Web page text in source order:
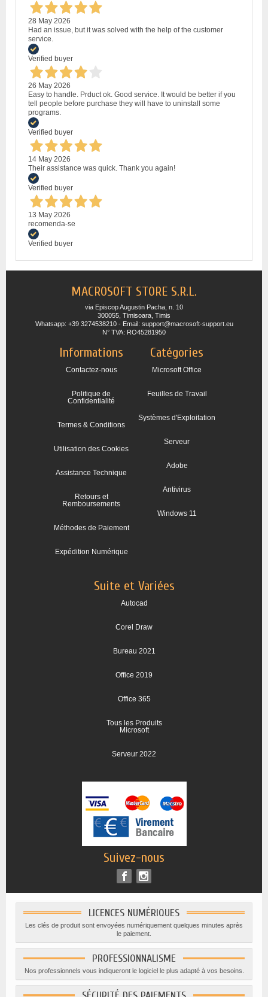
28 May 2026
Had an issue, but it was solved with the help of the customer
service.
Verified buyer
26 May 2026
Easy to handle. Prduct ok. Good service. It would be better if you
tell people before purchase they will have to uninstall some
programs.
Verified buyer
14 May 2026
Their assistance was quick. Thank you again!
Verified buyer
13 May 2026
recomenda-se
Verified buyer
MACROSOFT STORE S.R.L.
via Episcop Augustin Pacha, n. 10
300055, Timisoara, Timis
Whatsapp: +39 3274538210 - Email: support@macrosoft-support.eu
N° TVA: RO45281950
Informations
Contactez-nous
Politique de
Confidentialité
Termes & Conditions
Utilisation des Cookies
Assistance Technique
Retours et
Remboursements
Méthodes de Paiement
Expédition Numérique
Catégories
Microsoft Office
Feuilles de Travail
Systèmes d'Exploitation
Serveur
Adobe
Antivirus
Windows 11
Suite et Variées
Autocad
Corel Draw
Bureau 2021
Office 2019
Office 365
Tous les Produits
Microsoft
Serveur 2022
Suivez-nous
LICENCES NUMÉRIQUES
Les clés de produit sont envoyées numériquement quelques minutes après
le paiement.
PROFESSIONNALISME
Nos professionnels vous indiqueront le logiciel le plus adapté à vos besoins.